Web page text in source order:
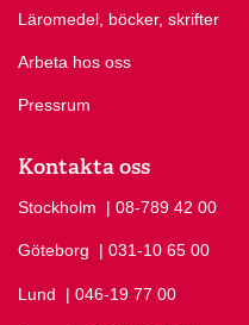
Läromedel, böcker, skrifter
Arbeta hos oss
Pressrum
Kontakta oss
Stockholm Ring Stockholm på
| 08-789 42 00
Göteborg Ring Göteborg på
| 031-10 65 00
Lund Ring Lund på
| 046-19 77 00